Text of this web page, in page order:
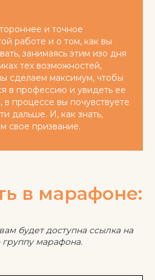
и точное
работе и о том, как вы
занимаясь этим изо дня
тех возможностей,
сделаем максимум, чтобы
в профессию и увидеть ее
в процессе вы почувствуете
дальше. И, как знать,
свое призвание.
в марафоне:
будет доступна ссылка на
марафона.